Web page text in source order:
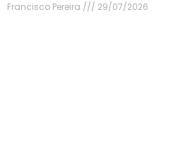
Francisco Pereira
29/07/2026